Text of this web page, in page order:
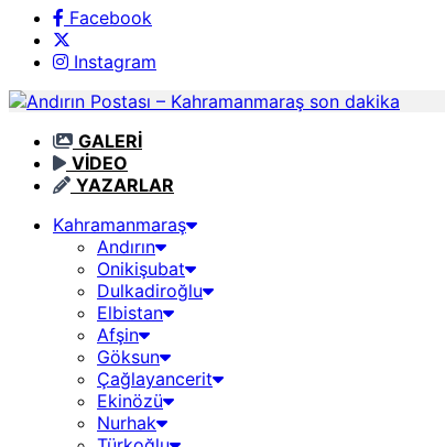
Facebook
Instagram
GALERİ
VİDEO
YAZARLAR
Kahramanmaraş
Andırın
Onikişubat
Dulkadiroğlu
Elbistan
Afşin
Göksun
Çağlayancerit
Ekinözü
Nurhak